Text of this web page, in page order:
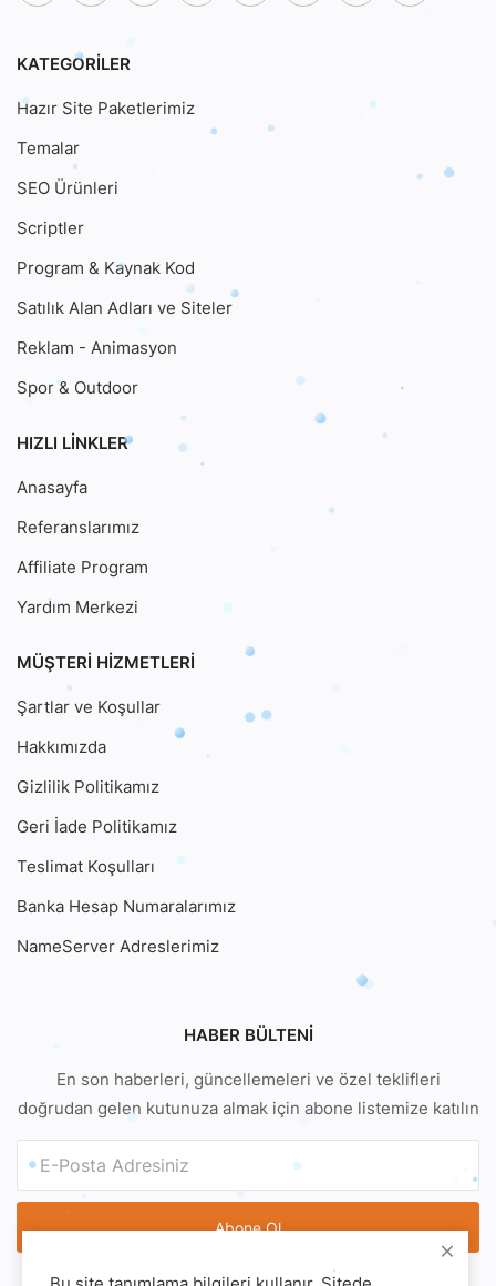
KATEGORILER
Hazır Site Paketlerimiz
Temalar
SEO Ürünleri
Scriptler
Program & Kaynak Kod
Satılık Alan Adları ve Siteler
Reklam - Animasyon
Spor & Outdoor
HIZLI LINKLER
Anasayfa
Referanslarımız
Affiliate Program
Yardım Merkezi
MÜŞTERI HIZMETLERI
Şartlar ve Koşullar
Hakkımızda
Gizlilik Politikamız
Geri İade Politikamız
Teslimat Koşulları
Banka Hesap Numaralarımız
NameServer Adreslerimiz
HABER BÜLTENI
En son haberleri, güncellemeleri ve özel teklifleri
doğrudan gelen kutunuza almak için abone listemize katılın
Abone Ol